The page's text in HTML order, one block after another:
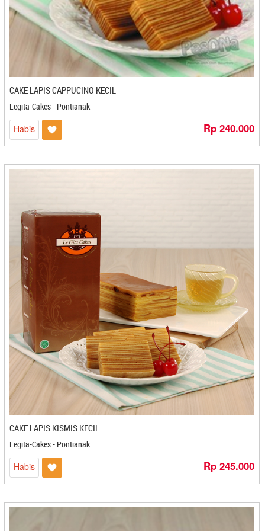
Kripik Tempe Berlian - Kediri
Kritapong - Mojokerto
KT Brawijaya - Mojokerto
KUDEKA - Bandung
Kue Keranjang - Jakarta
Kultiva Co - Jakarta
KumiKumi - Cilegon
La-Rest - Bekasi
Label Saiya - Cilacap
Lampion - Sukabumi
Lauking Indonesia - Padang
Le Gita Cakes - Pontianak
Legita-Cakes - Pontianak
Lekeix - Pekanbaru
Lemper Sepinggan - Balikpapan
Leni Snack - Pekanbaru
Lestari - Magelang
Leya Oleh Oleh - Bontang
Lima Rempah - Magelang
Limonan - Medan
Livana Spikoe - Jakarta
Lizmon - Bogor
Loenpia Mbak Lien - Semarang
Lunak - Semarang
Luti Gendang - Tanjung Pinang
Madame Azalia - Cilegon
Madu Habang - Pangkal Pinang
Magelangan Bandeng Presto - Magelang
CAKE LAPIS CAPPUCINO KECIL
Legita-Cakes - Pontianak
Habis Rp 240.000
CAKE LAPIS KISMIS KECIL
Legita-Cakes - Pontianak
Habis Rp 245.000